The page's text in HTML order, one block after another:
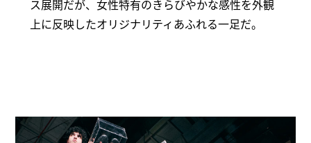
ス展開だが、女性特有のきらびやかな感性を外観
上に反映したオリジナリティあふれる一足だ。